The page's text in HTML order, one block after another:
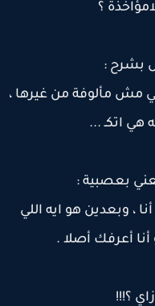
؟
:
مألوفة من غيرها ،
اتكـ ...
بعصبية :
، وبعدين هو ايه اللي
أعرفك أصلا .
؟!!!